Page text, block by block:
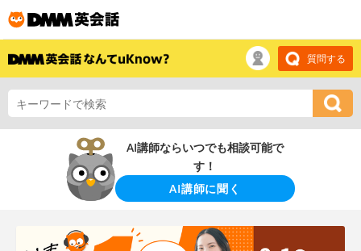
質問する
AI講師ならいつでも相談可能で
す！
AI講師に聞く